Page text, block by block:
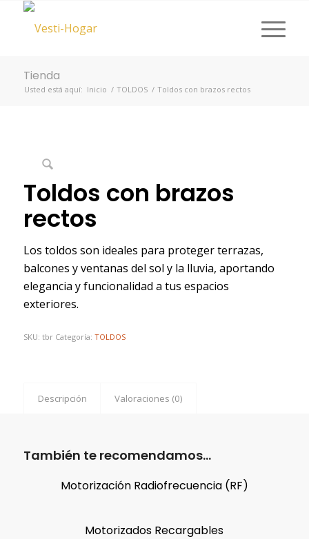
Tienda
Usted está aquí: Inicio / TOLDOS / Toldos con brazos rectos
Toldos con brazos
rectos
Los toldos son ideales para proteger terrazas,
balcones y ventanas del sol y la lluvia, aportando
elegancia y funcionalidad a tus espacios
exteriores.
SKU: tbr Categoría: TOLDOS
Descripción Valoraciones (0)
También te recomendamos…
Motorización Radiofrecuencia (RF)
Motorizados Recargables